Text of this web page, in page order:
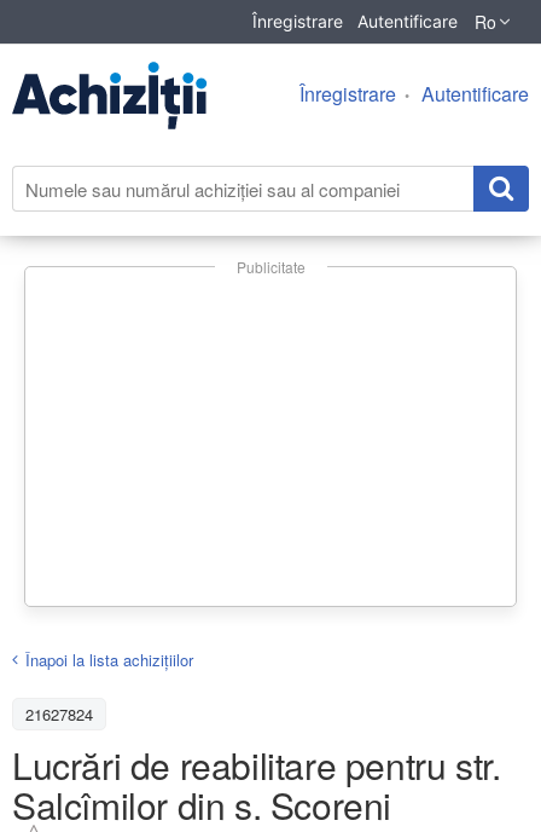
Înregistrare Autentificare Ro
Înregistrare Autentificare
Publicitate
Înapoi la lista achiziţiilor
21627824
Lucrări de reabilitare pentru str.
Salcîmilor din s. Scoreni